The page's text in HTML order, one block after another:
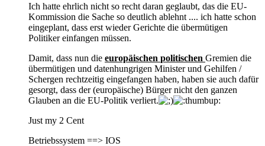
Ich hatte ehrlich nicht so recht daran geglaubt, das die EU-
Kommission die Sache so deutlich ablehnt .... ich hatte schon
eingeplant, dass erst wieder Gerichte die übermütigen
Politiker einfangen müssen.
Damit, dass nun die europäischen politischen Gremien die
übermütigen und datenhungrigen Minister und Gehilfen /
Schergen rechtzeitig eingefangen haben, haben sie auch dafür
gesorgt, dass der (europäische) Bürger nicht den ganzen
Glauben an die EU-Politik verliert.
Just my 2 Cent
Betriebssystem ==> IOS